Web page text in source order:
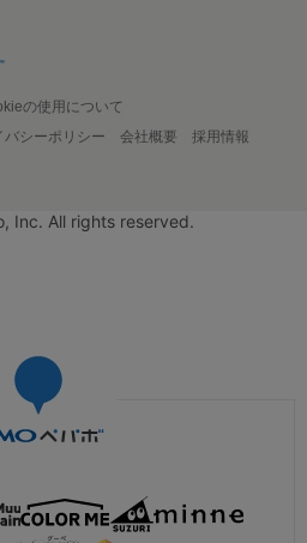
の使用について
バシーポリシー 会社概要
採用情報
Inc. All rights reserved.